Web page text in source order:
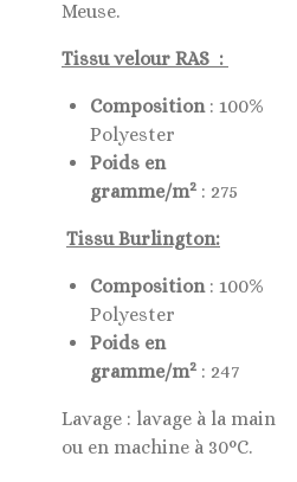
Meuse.
Tissu velour RAS :
Composition: 100%
Polyester
Poids en
gramme/m2 : 275
Tissu Burlington:
Composition: 100%
Polyester
Poids en
gramme/m2 : 247
Lavage : lavage à la main
ou en machine à 30°C.